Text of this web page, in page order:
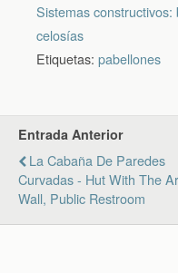
Sistemas constructivos:
celosías
Etiquetas: pabellones
Entrada Anterior
La Cabaña De Paredes
Curvadas - Hut With The
Wall, Public Restroom